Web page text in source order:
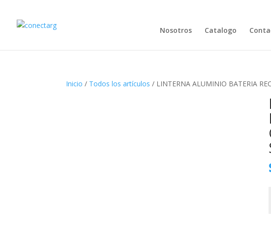
Nosotros Catalogo
Inicio / Todos los artículos / LINTERNA ALUMINIO BATERIA